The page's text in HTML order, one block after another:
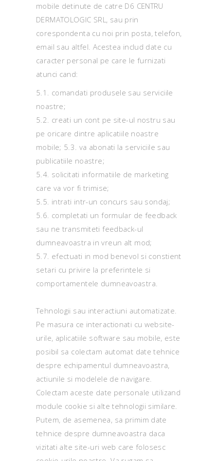
mobile detinute de catre D6 CENTRU
DERMATOLOGIC SRL, sau prin
corespondenta cu noi prin posta, telefon,
email sau altfel. Acestea includ date cu
caracter personal pe care le furnizati
atunci cand:
5.1. comandati produsele sau serviciile
noastre;
5.2. creati un cont pe site-ul nostru sau
pe oricare dintre aplicatiile noastre
mobile; 5.3. va abonati la serviciile sau
publicatiile noastre;
5.4. solicitati informatiile de marketing
care va vor fi trimise;
5.5. intrati intr-un concurs sau sondaj;
5.6. completati un formular de feedback
sau ne transmiteti feedback-ul
dumneavoastra in vreun alt mod;
5.7. efectuati in mod benevol si constient
setari cu privire la preferintele si
comportamentele dumneavoastra.
Tehnologii sau interactiuni automatizate.
Pe masura ce interactionati cu website-
urile, aplicatiile software sau mobile, este
posibil sa colectam automat date tehnice
despre echipamentul dumneavoastra,
actiunile si modelele de navigare.
Colectam aceste date personale utilizand
module cookie si alte tehnologii similare.
Putem, de asemenea, sa primim date
tehnice despre dumneavoastra daca
vizitati alte site-uri web care folosesc